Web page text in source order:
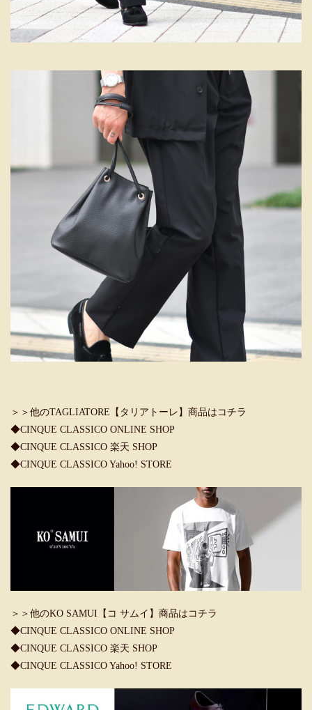
＞＞他のTAGLIATORE【タリアトーレ】商品はコチラ
◆CINQUE CLASSICO ONLINE SHOP
◆CINQUE CLASSICO 楽天 SHOP
◆CINQUE CLASSICO Yahoo! STORE
＞＞他のKO SAMUI【コ サムイ】商品はコチラ
◆CINQUE CLASSICO ONLINE SHOP
◆CINQUE CLASSICO 楽天 SHOP
◆CINQUE CLASSICO Yahoo! STORE